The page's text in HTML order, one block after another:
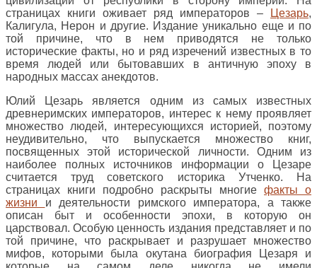
страницах книги оживает ряд императоров –
Цезарь,
Калигула, Нерон и другие. Издание уникально еще и по
той причине, что в нем приводятся не только
исторические факты, но и ряд изречений известных в то
время людей или бытовавших в античную эпоху в
народных массах анекдотов.
Юлий Цезарь является одним из самых известных
древнеримских императоров, интерес к нему проявляет
множество людей, интересующихся историей, поэтому
неудивительно, что выпускается множество книг,
посвященных этой исторической личности. Одним из
наиболее полных источников информации о Цезаре
считается труд советского историка Утченко. На
страницах книги подробно раскрыты многие факты о
жизни и деятельности римского императора, а также
описан быт и особенности эпохи, в которую он
царствовал. Особую ценность издания представляет и по
той причине, что раскрывает и разрушает множество
мифов, которыми была окутана биография Цезаря и